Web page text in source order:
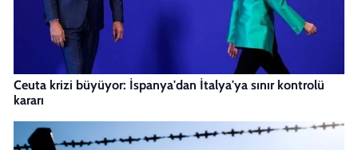
Ceuta krizi büyüyor: İspanya'dan İtalya'ya sınır kontrolü
kararı